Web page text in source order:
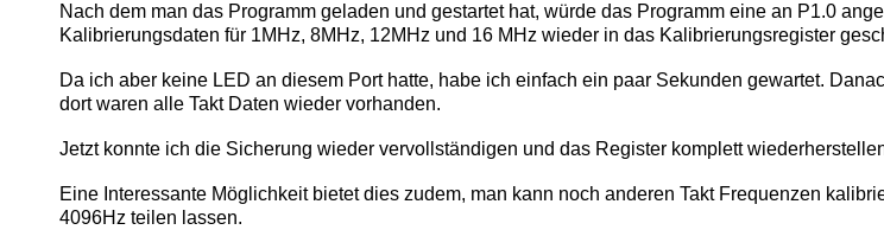
Nach dem man das Programm geladen und gestartet hat, würde das Programm eine an P1.0
Kalibrierungsdaten für 1MHz, 8MHz, 12MHz und 16 MHz wieder in das Kalibrierungsregister
Da ich aber keine LED an diesem Port hatte, habe ich einfach ein paar Sekunden gewartet.
dort waren alle Takt Daten wieder vorhanden.
Jetzt konnte ich die Sicherung wieder vervollständigen und das Register komplett
Eine Interessante Möglichkeit bietet dies zudem, man kann noch anderen Takt Frequenzen
4096Hz teilen lassen.